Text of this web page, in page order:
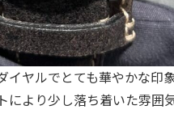
イヤルでとても華やかな印象
により少し落ち着いた雰囲